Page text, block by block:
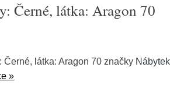
Černé, látka: Aragon 70
látka: Aragon 70 značky
»